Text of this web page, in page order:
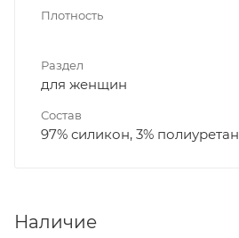
Плотность
Раздел
для женщин
Состав
97% силикон, 3% полиуретан
Наличие